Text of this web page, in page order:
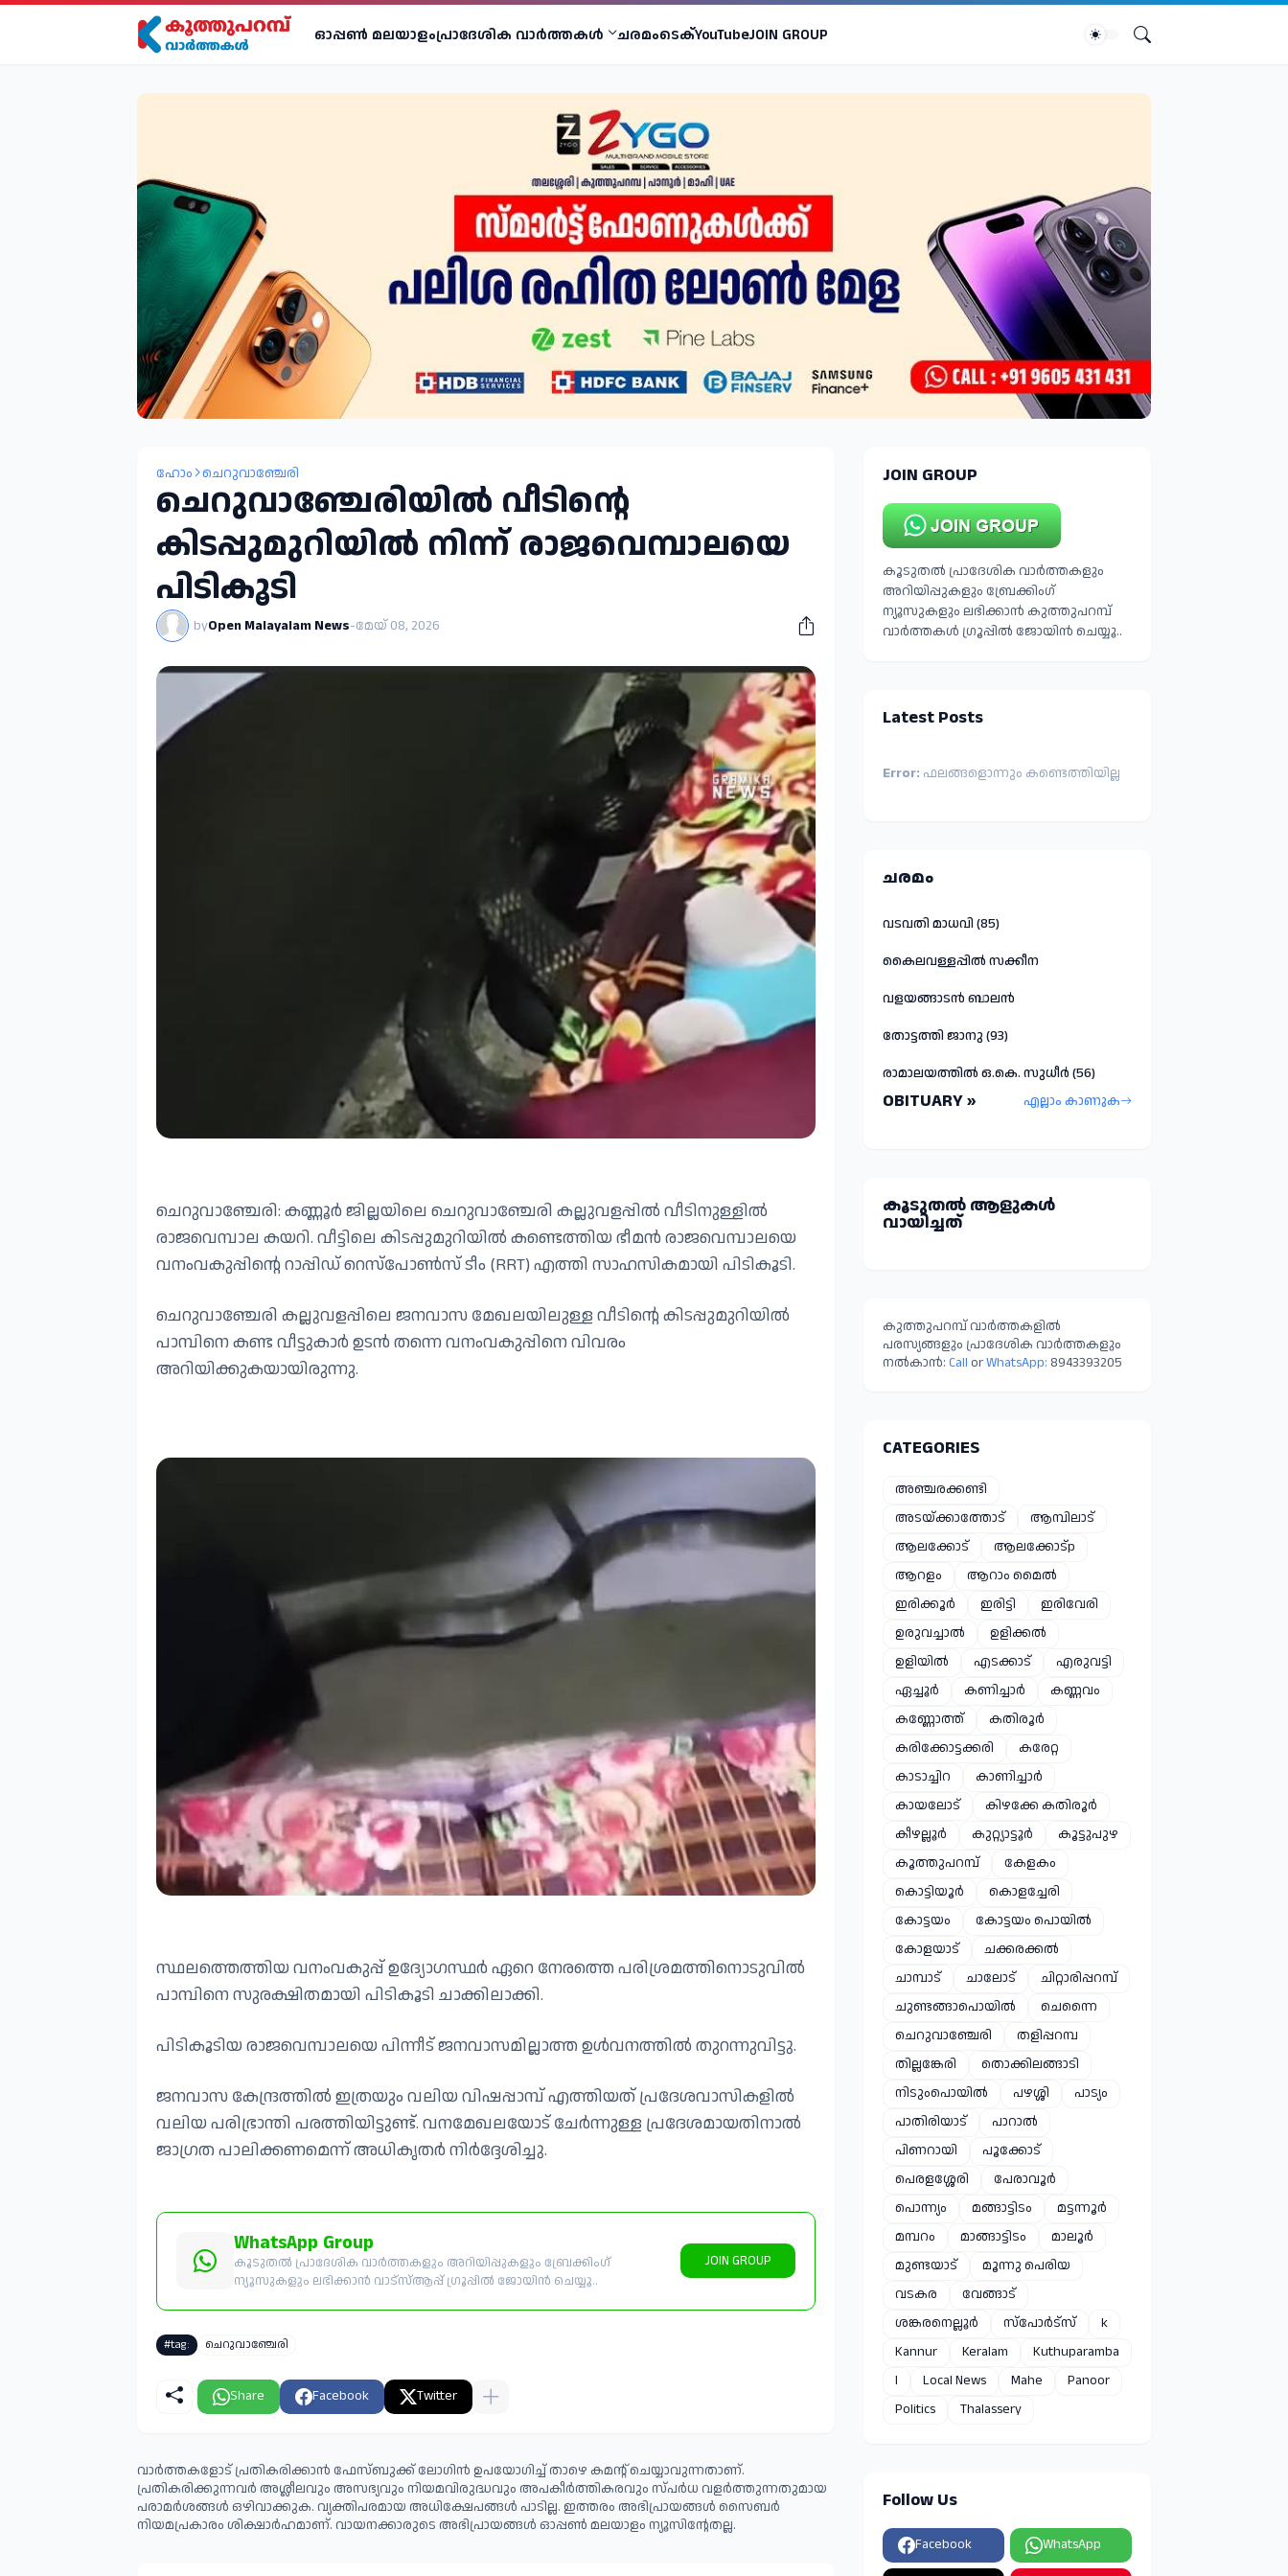
ഓപ്പണ്‍ മലയാളംപ്രാദേശിക വാര്‍ത്തകള്‍ ചരമംടെക്YouTubeJOIN GROUP
ഹോം ചെറുവാഞ്ചേരി
ചെറുവാഞ്ചേരിയിൽ വീടിന്റെ
കിടപ്പുമുറിയിൽ നിന്ന് രാജവെമ്പാലയെ
പിടികൂടി
byOpen Malayalam News-മേയ് 08, 2026
ചെറുവാഞ്ചേരി: കണ്ണൂർ ജില്ലയിലെ ചെറുവാഞ്ചേരി കല്ലുവളപ്പിൽ വീടിനുള്ളിൽ
രാജവെമ്പാല കയറി. വീട്ടിലെ കിടപ്പുമുറിയിൽ കണ്ടെത്തിയ ഭീമൻ രാജവെമ്പാലയെ
വനംവകുപ്പിന്റെ റാപ്പിഡ് റെസ്പോൺസ് ടീം (RRT) എത്തി സാഹസികമായി പിടികൂടി.
ചെറുവാഞ്ചേരി കല്ലുവളപ്പിലെ ജനവാസ മേഖലയിലുള്ള വീടിന്റെ കിടപ്പുമുറിയിൽ
പാമ്പിനെ കണ്ട വീട്ടുകാർ ഉടൻ തന്നെ വനംവകുപ്പിനെ വിവരം
അറിയിക്കുകയായിരുന്നു.
സ്ഥലത്തെത്തിയ വനംവകുപ്പ് ഉദ്യോഗസ്ഥർ ഏറെ നേരത്തെ പരിശ്രമത്തിനൊടുവിൽ
പാമ്പിനെ സുരക്ഷിതമായി പിടികൂടി ചാക്കിലാക്കി.
പിടികൂടിയ രാജവെമ്പാലയെ പിന്നീട് ജനവാസമില്ലാത്ത ഉൾവനത്തിൽ തുറന്നുവിട്ടു.
ജനവാസ കേന്ദ്രത്തിൽ ഇത്രയും വലിയ വിഷപ്പാമ്പ് എത്തിയത് പ്രദേശവാസികളിൽ
വലിയ പരിഭ്രാന്തി പരത്തിയിട്ടുണ്ട്. വനമേഖലയോട് ചേർന്നുള്ള പ്രദേശമായതിനാൽ
ജാഗ്രത പാലിക്കണമെന്ന് അധികൃതർ നിർദ്ദേശിച്ചു.
WhatsApp Group
കൂടുതൽ പ്രാദേശിക വാർത്തകളും അറിയിപ്പുകളും ബ്രേക്കിംഗ്
ന്യൂസുകളും ലഭിക്കാൻ വാട്സ്ആപ്പ് ഗ്രൂപ്പിൽ ജോയിൻ ചെയ്യൂ..
JOIN GROUP
#tag: ചെറുവാഞ്ചേരി
Share Facebook Twitter
വാർത്തകളോട് പ്രതികരിക്കാൻ ഫേസ്ബുക്ക് ലോഗിൻ ഉപയോഗിച്ച് താഴെ കമന്റ് ചെയ്യാവുന്നതാണ്.
പ്രതികരിക്കുന്നവര്‍ അശ്ലീലവും അസഭ്യവും നിയമവിരുദ്ധവും അപകീര്‍ത്തികരവും സ്പര്‍ധ വളര്‍ത്തുന്നതുമായ
പരാമര്‍ശങ്ങള്‍ ഒഴിവാക്കുക. വ്യക്തിപരമായ അധിക്ഷേപങ്ങള്‍ പാടില്ല. ഇത്തരം അഭിപ്രായങ്ങള്‍ സൈബര്‍
നിയമപ്രകാരം ശിക്ഷാര്‍ഹമാണ്. വായനക്കാരുടെ അഭിപ്രായങ്ങള്‍ ഓപ്പൺ മലയാളം ന്യൂസിന്റേതല്ല.
JOIN GROUP
കൂടുതൽ പ്രാദേശിക വാർത്തകളും
അറിയിപ്പുകളും ബ്രേക്കിംഗ്
ന്യൂസുകളും ലഭിക്കാൻ കുത്തുപറമ്പ്
വാർത്തകൾ ഗ്രൂപ്പിൽ ജോയിൻ ചെയ്യൂ..
Latest Posts
Error: ഫലങ്ങളൊന്നും കണ്ടെത്തിയില്ല
ചരമം
വടവതി മാധവി (85)
കൈലവള്ളപ്പിൽ സക്കീന
വളയങ്ങാടൻ ബാലൻ
തോട്ടത്തി ജാനു (93)
രാമാലയത്തിൽ ഒ.കെ. സുധീർ (56)
OBITUARY » എല്ലാം കാണുക
കൂടുതല്‍ ആളുകള്‍
വായിച്ചത്
കുത്തുപറമ്പ് വാർത്തകളിൽ
പരസ്യങ്ങളും പ്രാദേശിക വാർത്തകളും
നൽകാൻ: Call orWhatsApp: 8943393205
CATEGORIES
അഞ്ചരക്കണ്ടി
അടയ്ക്കാത്തോട്
ആമ്പിലാട്
ആലക്കോട്
ആലക്കോട്p
ആറളം
ആറാം മൈൽ
ഇരിക്കൂർ
ഇരിട്ടി
ഇരിവേരി
ഉരുവച്ചാൽ
ഉളിക്കൽ
ഉളിയിൽ
എടക്കാട്
എരുവട്ടി
ഏച്ചൂർ
കണിച്ചാർ
കണ്ണവം
കണ്ണോത്ത്
കതിരൂർ
കരിക്കോട്ടക്കരി
കരേറ്റ
കാടാച്ചിറ
കാണിച്ചാർ
കായലോട്
കിഴക്കേ കതിരൂർ
കീഴല്ലൂർ
കുറ്റ്യാട്ടൂർ
കൂട്ടുപുഴ
കൂത്തുപറമ്പ്
കേളകം
കൊട്ടിയൂർ
കൊളച്ചേരി
കോട്ടയം
കോട്ടയം പൊയിൽ
കോളയാട്
ചക്കരക്കൽ
ചാമ്പാട്
ചാലോട്
ചിറ്റാരിപ്പറമ്പ്
ചുണ്ടങ്ങാപൊയിൽ
ചെന്നൈ
ചെറുവാഞ്ചേരി
തളിപ്പറമ്പ
തില്ലങ്കേരി
തൊക്കിലങ്ങാടി
നിടുംപൊയിൽ
പഴശ്ശി
പാട്യം
പാതിരിയാട്
പാറാൽ
പിണറായി
പൂക്കോട്
പെരളശ്ശേരി
പേരാവൂർ
പൊന്ന്യം
മങ്ങാട്ടിടം
മട്ടന്നൂർ
മമ്പറം
മാങ്ങാട്ടിടം
മാലൂർ
മുണ്ടയാട്
മൂന്നു പെരിയ
വടകര
വേങ്ങാട്
ശങ്കരനെല്ലൂർ
സ്പോർട്സ്
k
Kannur
Keralam
Kuthuparamba
l
Local News Mahe
Panoor
Politics
Thalassery
Follow Us
Facebook WhatsApp